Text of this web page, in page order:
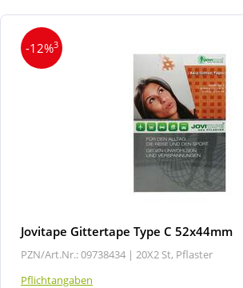
-12%3
Jovitape Gittertape Type C 52x44mm
PZN/Art.Nr.: 09738434 | 20X2 St, Pflaster
Pflichtangaben